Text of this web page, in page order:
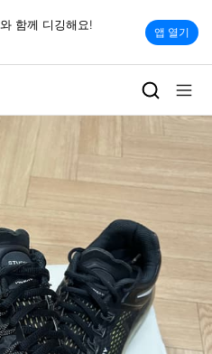
함께 디깅해요!
앱 열기